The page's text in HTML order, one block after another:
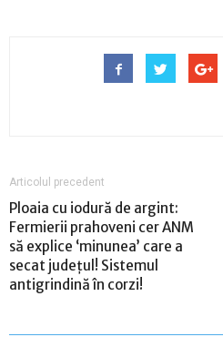
Articolul precedent
Ploaia cu iodură de argint:
Fermierii prahoveni cer ANM
să explice ‘minunea’ care a
secat județul! Sistemul
antigrindină în corzi!